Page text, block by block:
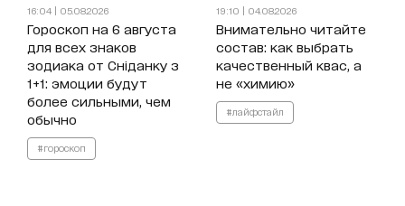
16:04 | 05.08.2026
Гороскоп на 6 августа
для всех знаков
зодиака от Сніданку з
1+1: эмоции будут
более сильными, чем
обычно
#гороскоп
19:10 | 04.08.2026
Внимательно читайте
состав: как выбрать
качественный квас, а
не «химию»
#лайфстайл